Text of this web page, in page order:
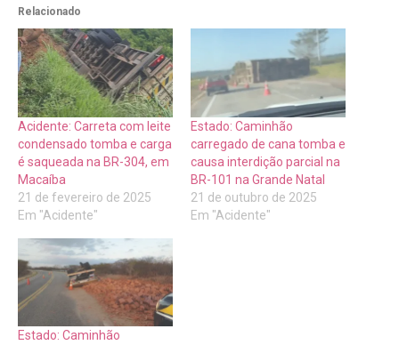
Relacionado
Acidente: Carreta com leite
condensado tomba e carga
é saqueada na BR-304, em
Macaíba
21 de fevereiro de 2025
Em "Acidente"
Estado: Caminhão
carregado de cana tomba e
causa interdição parcial na
BR-101 na Grande Natal
21 de outubro de 2025
Em "Acidente"
Estado: Caminhão